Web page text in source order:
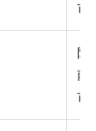
市
阪
南
市